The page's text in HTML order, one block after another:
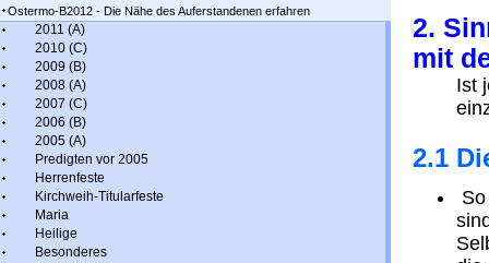
Ostermo-B2012 - Die Nähe des Auferstandenen erfahren
2011 (A)
2010 (C)
2009 (B)
2008 (A)
2007 (C)
2006 (B)
2005 (A)
Predigten vor 2005
Herrenfeste
Kirchweih-Titularfeste
Maria
Heilige
Besonderes
2.
mit
Ist
2.1